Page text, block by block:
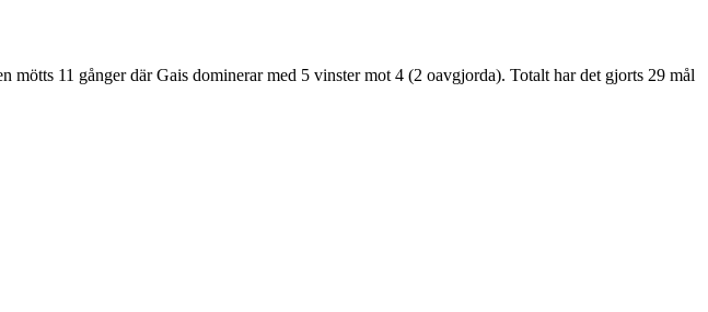
11 gånger där Gais dominerar med 5 vinster mot 4 (2 oavgjorda). Totalt har det gjorts 29 mål